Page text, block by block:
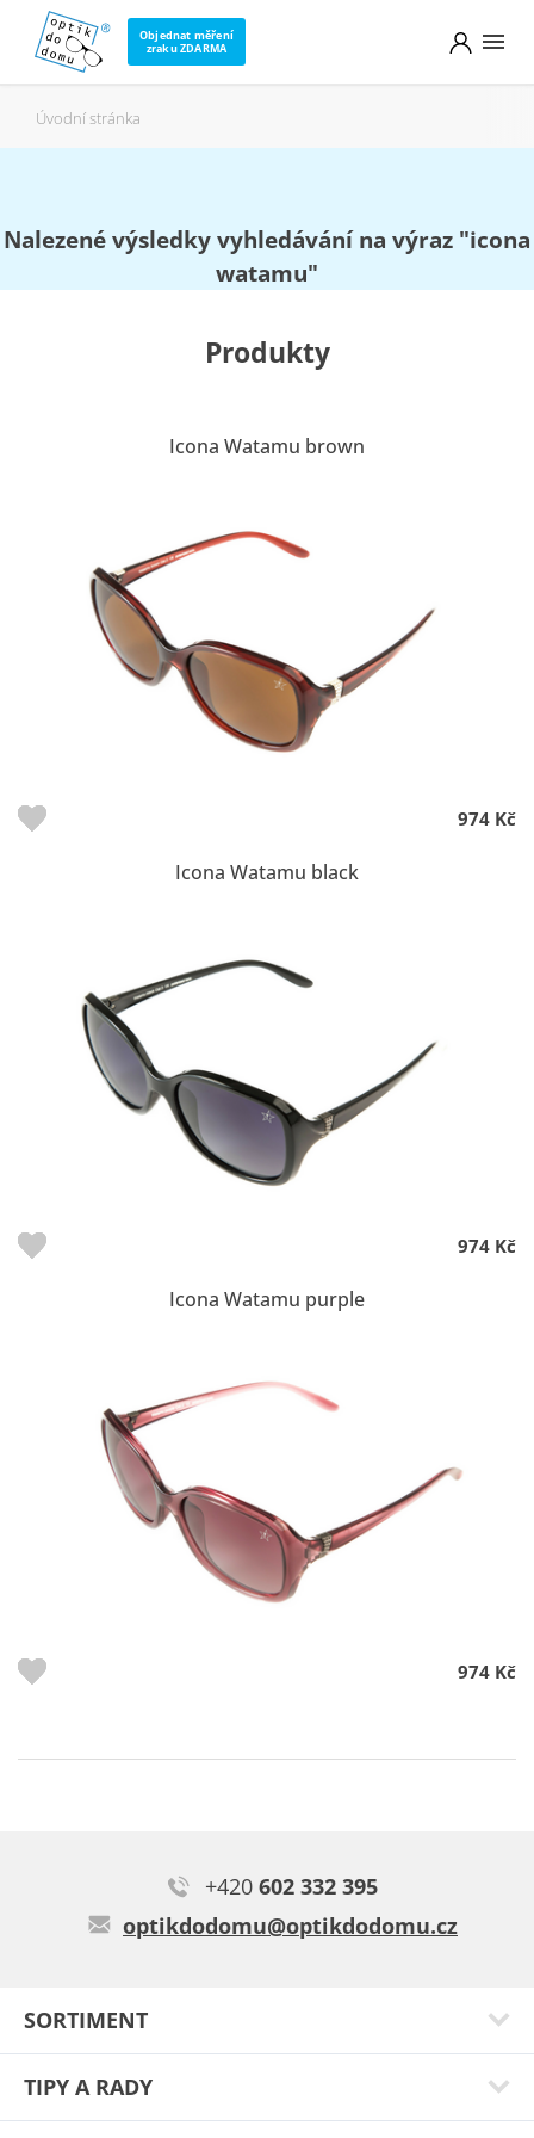
Objednat měření
zraku ZDARMA
Úvodní stránka
Nalezené výsledky vyhledávání na výraz "icona
watamu"
Produkty
Icona Watamu brown
974 Kč
Icona Watamu black
974 Kč
Icona Watamu purple
974 Kč
SORTIMENT
TIPY A RADY
+420 602 332 395
optikdodomu@optikdodomu.cz